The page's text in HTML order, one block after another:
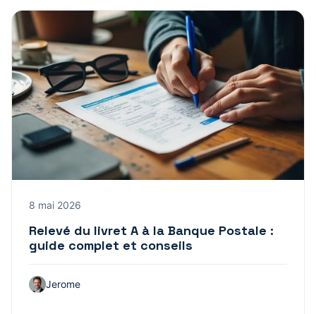
8 mai 2026
Relevé du livret A à la Banque Postale :
guide complet et conseils
Jerome